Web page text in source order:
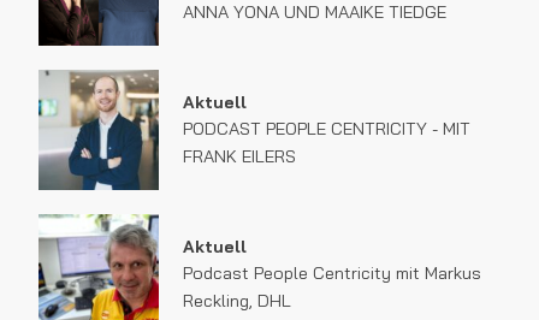
ANNA YONA UND MAAIKE TIEDGE
Aktuell
PODCAST PEOPLE CENTRICITY - MIT
FRANK EILERS
Aktuell
Podcast People Centricity mit Markus
Reckling, DHL